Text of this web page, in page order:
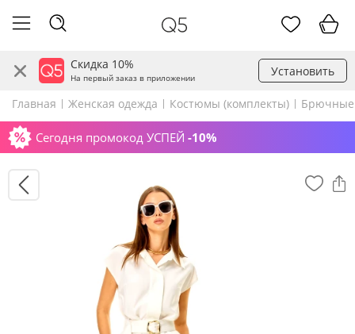
Скидка 10%
На первый заказ в приложении Установить
Главная Женская одежда Костюмы (комплекты)
Сегодня промокод УСПЕЙ -10%